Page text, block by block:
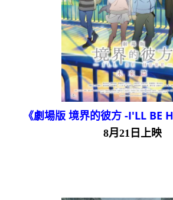
《劇場版 境界的彼方 -I'LL BE
8月21日上映